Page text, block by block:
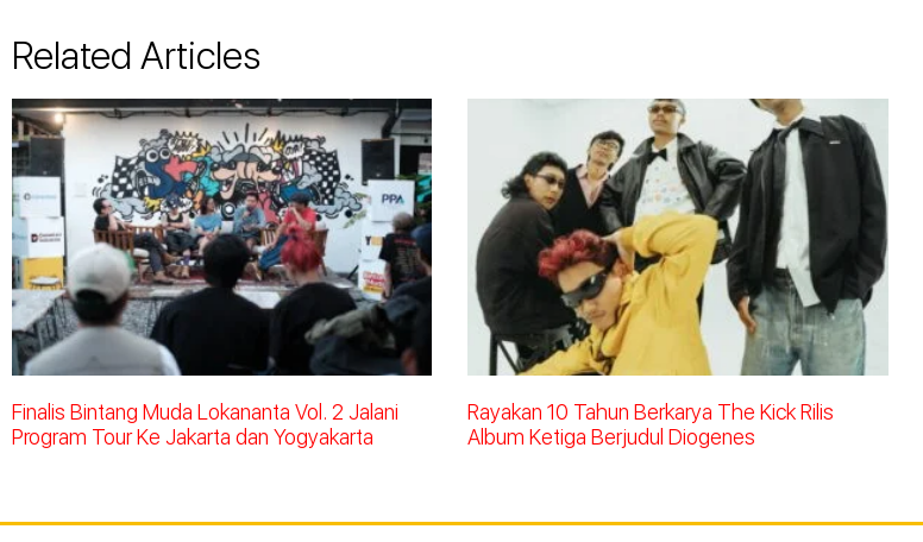
Related Articles
Finalis Bintang Muda Lokananta Vol. 2 Jalani
Program Tour Ke Jakarta dan Yogyakarta
Rayakan 10 Tahun Berkarya The Kick Rilis
Album Ketiga Berjudul Diogenes